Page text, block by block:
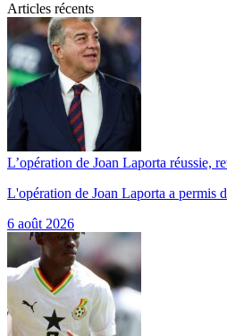
Articles récents
L’opération de Joan Laporta réussie,
L'opération de Joan Laporta a
6 août 2026